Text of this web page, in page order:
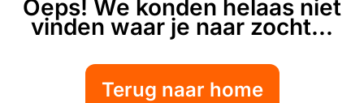
Oeps! We konden helaas niet
vinden waar je naar zocht...
Terug naar home